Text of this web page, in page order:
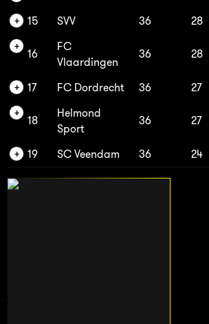
15
SVV 36 28
16
FC
Vlaardingen
36 28
17 FC Dordrecht 36 27
18
Helmond
Sport
36 27
19 SC Veendam 36 24